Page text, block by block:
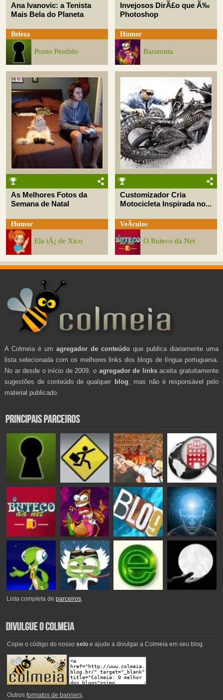
Ana Ivanovic: a Tenista
Mais Bela do Planeta
Beleza
Ponto Perdido
Invejosos DirÃ£o que Ã‰
Photoshop
Humor
Baratonta
As Melhores Fotos da
Semana de Natal
Humor
Ela tÃ¡ de Xico
Customizador Cria
Motocicleta Inspirada no...
VeÃ­culos
O Buteco da Net
A Colmeia é um agregador de conteúdo que publica diariamente uma
lista selecionada com os melhores links dos blogs de língua portuguesa.
No ar desde o início de 2009, o agregador de linksaceita gratuitamente
sugestões de conteúdo de qualquer blog , mas não é responsável pelo
material publicado.
Lista completa deparceiros.
Copie o código do nosso seloe ajude a divulgar a Colmeia em seu blog.
Outros formatos de banners.